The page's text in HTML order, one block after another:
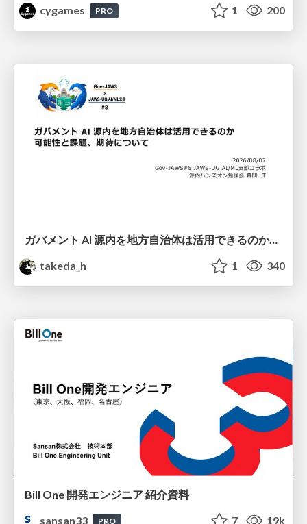
cygames
PRO 1 200
ガバメント AI 源内を地方自治体は活用できるのか 可能性と課題、期待について
takeda_h
1 340
Bill One 開発エンジニア 紹介資料
sansan33
PRO 7 19k